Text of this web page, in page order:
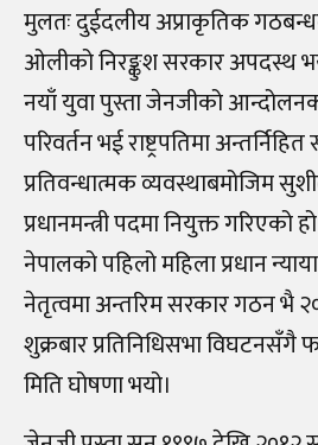
मुलतः दुईदलीय अप्राकृतिक
ओलीको निरङ्कुश सरकार अपदस्थ
नयाँ युवा पुस्ता जेनजीको
परिवर्तन भई राष्ट्रपतिमा
प्रतिवन्धात्मक व्यवस्थाबमोजिम
प्रधानमन्त्री पदमा नियुक्त गरिएको
नेपालको पहिलो महिला प्रधान
नेतृत्वमा अन्तरिम सरकार गठन भै
शुक्रबार प्रतिनिधिसभा विघटनसँगै
मिति घोषणा भयो।